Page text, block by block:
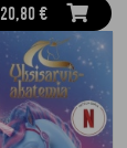
20,80 €